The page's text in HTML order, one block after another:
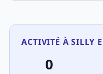
ACTIVITÉ À SILLY
0